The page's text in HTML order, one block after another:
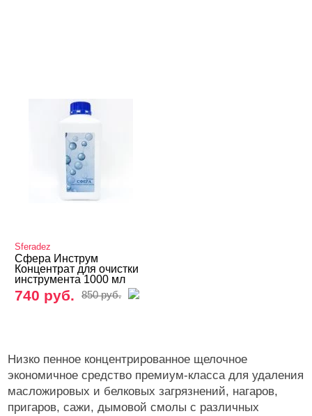
Sferadez
Сфера Инструм
Концентрат для очистки
инструмента 1000 мл
740 руб. 850 руб.
Низко пенное концентрированное щелочное
экономичное средство премиум-класса для удаления
масложировых и белковых загрязнений, нагаров,
пригаров, сажи, дымовой смолы с различных